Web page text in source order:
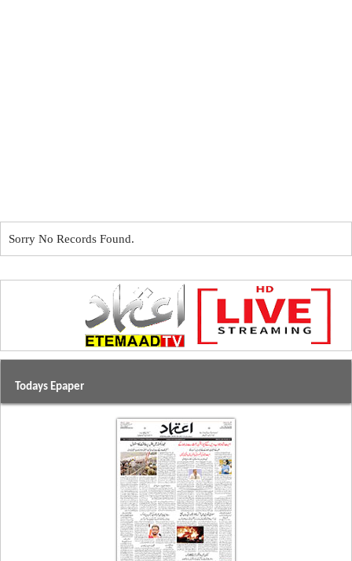
Sorry No Records Found.
Todays Epaper